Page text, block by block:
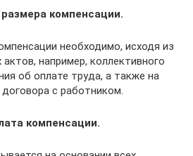
компенсации.
необходимо, исходя из
например, коллективного
об оплате труда, а также на
с работником.
компенсации.